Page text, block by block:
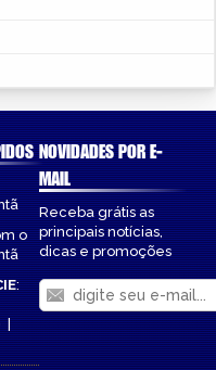
o
:
|
NOVIDADES POR E-
MAIL
Receba grátis as
principais notícias,
dicas e promoções